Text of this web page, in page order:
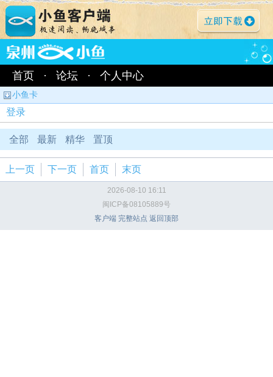
首页 · 论坛 · 个人中心
小鱼卡
登录
全部 最新 精华 置顶
上一页 下一页 首页 末页
2026-08-10 16:11
闽ICP备08105889号
客户端 完整站点 返回顶部